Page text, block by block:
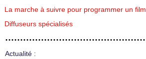
La marche à suivre pour programmer un film
Diffuseurs spécialisés
Actualité :